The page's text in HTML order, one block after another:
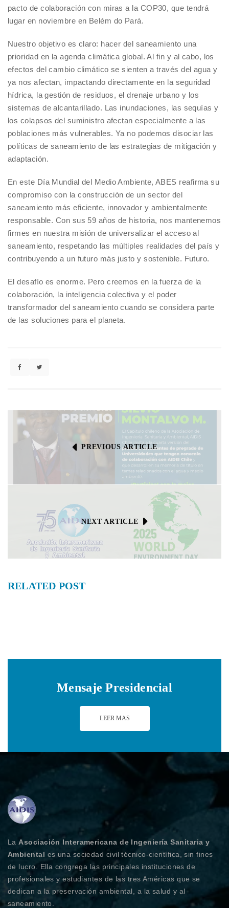
pacto de colaboración con miras a la COP30, que tendrá
lugar en noviembre en Belém do Pará.
Nuestro objetivo es claro: hacer del saneamiento una
prioridad en la agenda climática global. Al fin y al cabo, los
efectos del cambio climático se sienten a través del agua y
ya nos afectan, impactando directamente en la seguridad
hídrica, la gestión de residuos, el drenaje urbano y los
sistemas de alcantarillado. Las inundaciones, las sequías y
los colapsos del suministro afectan especialmente a las
poblaciones más vulnerables. Ya no podemos disociar las
políticas de saneamiento de las estrategias de mitigación y
adaptación.
En este Día Mundial del Medio Ambiente, ABES reafirma su
compromiso con la construcción de un sector del
saneamiento más eficiente, innovador y ambientalmente
responsable. Con sus 59 años de historia, nos mantenemos
firmes en nuestra misión de universalizar el acceso al
saneamiento, respetando las múltiples realidades del país y
contribuyendo a un futuro más justo y sostenible. Futuro.
El desafío es enorme. Pero creemos en la fuerza de la
colaboración, la inteligencia colectiva y el poder
transformador del saneamiento cuando se considera parte
de las soluciones para el planeta.
PREVIOUS ARTICLE
NEXT ARTICLE
RELATED POST
Mensaje Presidencial
LEER MAS
LaAsociación Interamericana de Ingeniería Sanitaria y
Ambiental es una sociedad civil técnico-científica, sin fines
de lucro. Ella congrega las principales instituciones de
profesionales y estudiantes de las tres Américas que se
dedican a la preservación ambiental, a la salud y al
saneamiento.